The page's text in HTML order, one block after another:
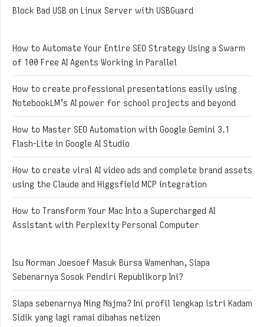
Block Bad USB on Linux Server with USBGuard
How to Automate Your Entire SEO Strategy Using a Swarm
of 100 Free AI Agents Working in Parallel
How to create professional presentations easily using
NotebookLM’s AI power for school projects and beyond
How to Master SEO Automation with Google Gemini 3.1
Flash-Lite in Google AI Studio
How to create viral AI video ads and complete brand assets
using the Claude and Higgsfield MCP integration
How to Transform Your Mac Into a Supercharged AI
Assistant with Perplexity Personal Computer
Isu Norman Joesoef Masuk Bursa Wamenhan, Siapa
Sebenarnya Sosok Pendiri Republikorp Ini?
Siapa sebenarnya Ning Najma? Ini profil lengkap istri Kadam
Sidik yang lagi ramai dibahas netizen